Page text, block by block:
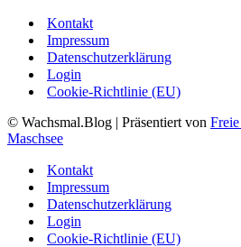
Kontakt
Impressum
Datenschutzerklärung
Login
Cookie-Richtlinie (EU)
© Wachsmal.Blog | Präsentiert von
Maschsee
Kontakt
Impressum
Datenschutzerklärung
Login
Cookie-Richtlinie (EU)